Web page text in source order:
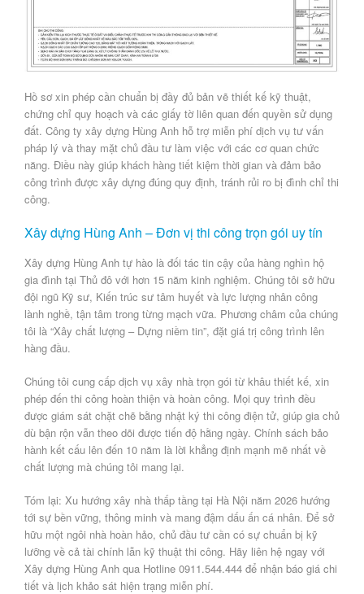
Hồ sơ xin phép cần chuẩn bị đầy đủ bản vẽ thiết kế kỹ thuật,
chứng chỉ quy hoạch và các giấy tờ liên quan đến quyền sử dụng
đất. Công ty xây dựng Hùng Anh hỗ trợ miễn phí dịch vụ tư vấn
pháp lý và thay mặt chủ đầu tư làm việc với các cơ quan chức
năng. Điều này giúp khách hàng tiết kiệm thời gian và đảm bảo
công trình được xây dựng đúng quy định, tránh rủi ro bị đình chỉ thi
công.
Xây dựng Hùng Anh – Đơn vị thi công trọn gói uy tín
Xây dựng Hùng Anh tự hào là đối tác tin cậy của hàng nghìn hộ
gia đình tại Thủ đô với hơn 15 năm kinh nghiệm. Chúng tôi sở hữu
đội ngũ Kỹ sư, Kiến trúc sư tâm huyết và lực lượng nhân công
lành nghề, tận tâm trong từng mạch vữa. Phương châm của chúng
tôi là “Xây chất lượng – Dựng niềm tin”, đặt giá trị công trình lên
hàng đầu.
Chúng tôi cung cấp dịch vụ xây nhà trọn gói từ khâu thiết kế, xin
phép đến thi công hoàn thiện và hoàn công. Mọi quy trình đều
được giám sát chặt chẽ bằng nhật ký thi công điện tử, giúp gia chủ
dù bận rộn vẫn theo dõi được tiến độ hằng ngày. Chính sách bảo
hành kết cấu lên đến 10 năm là lời khẳng định mạnh mẽ nhất về
chất lượng mà chúng tôi mang lại.
Tóm lại: Xu hướng xây nhà thấp tầng tại Hà Nội năm 2026 hướng
tới sự bền vững, thông minh và mang đậm dấu ấn cá nhân. Để sở
hữu một ngôi nhà hoàn hảo, chủ đầu tư cần có sự chuẩn bị kỹ
lưỡng về cả tài chính lẫn kỹ thuật thi công. Hãy liên hệ ngay với
Xây dựng Hùng Anh qua Hotline 0911.544.444 để nhận báo giá chi
tiết và lịch khảo sát hiện trạng miễn phí.